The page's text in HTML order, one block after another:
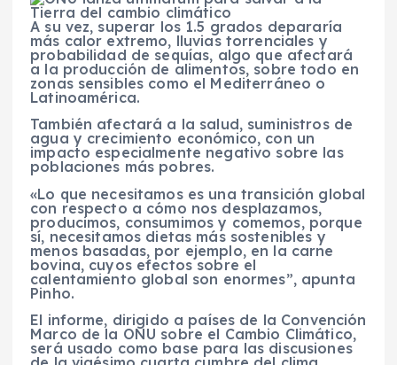
A su vez, superar los 1.5 grados depararía
más calor extremo, lluvias torrenciales y
probabilidad de sequías, algo que afectará
a la producción de alimentos, sobre todo en
zonas sensibles como el Mediterráneo o
Latinoamérica.
También afectará a la salud, suministros de
agua y crecimiento económico, con un
impacto especialmente negativo sobre las
poblaciones más pobres.
«Lo que necesitamos es una transición global
con respecto a cómo nos desplazamos,
producimos, consumimos y comemos, porque
sí, necesitamos dietas más sostenibles y
menos basadas, por ejemplo, en la carne
bovina, cuyos efectos sobre el
calentamiento global son enormes”, apunta
Pinho.
El informe, dirigido a países de la Convención
Marco de la ONU sobre el Cambio Climático,
será usado como base para las discusiones